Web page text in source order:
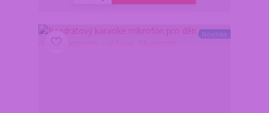
Novinka